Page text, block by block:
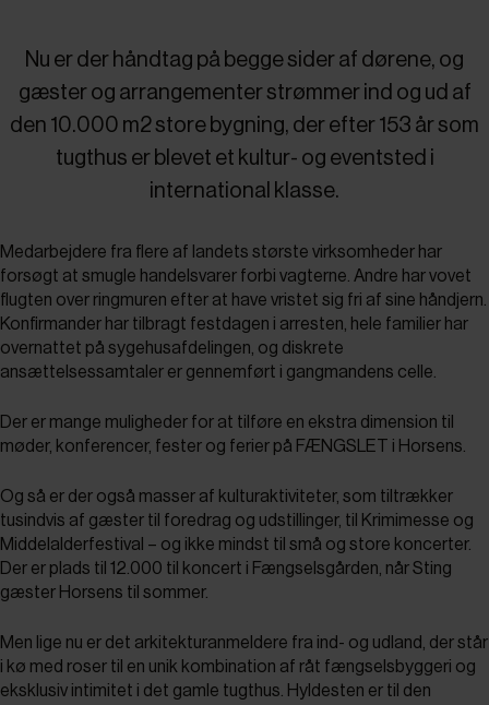
Nu er der håndtag på begge sider af dørene, og
gæster og arrangementer strømmer ind og ud af
den 10.000 m2 store bygning, der efter 153 år som
tugthus er blevet et kultur- og eventsted i
international klasse.
Medarbejdere fra flere af landets største virksomheder har
forsøgt at smugle handelsvarer forbi vagterne. Andre har vovet
flugten over ringmuren efter at have vristet sig fri af sine håndjern.
Konfirmander har tilbragt festdagen i arresten, hele familier har
overnattet på sygehusafdelingen, og diskrete
ansættelsessamtaler er gennemført i gangmandens celle.
Der er mange muligheder for at tilføre en ekstra dimension til
møder, konferencer, fester og ferier på FÆNGSLET i Horsens.
Og så er der også masser af kulturaktiviteter, som tiltrækker
tusindvis af gæster til foredrag og udstillinger, til Krimimesse og
Middelalderfestival – og ikke mindst til små og store koncerter.
Der er plads til 12.000 til koncert i Fængselsgården, når Sting
gæster Horsens til sommer.
Men lige nu er det arkitekturanmeldere fra ind- og udland, der står
i kø med roser til en unik kombination af råt fængselsbyggeri og
eksklusiv intimitet i det gamle tugthus. Hyldesten er til den